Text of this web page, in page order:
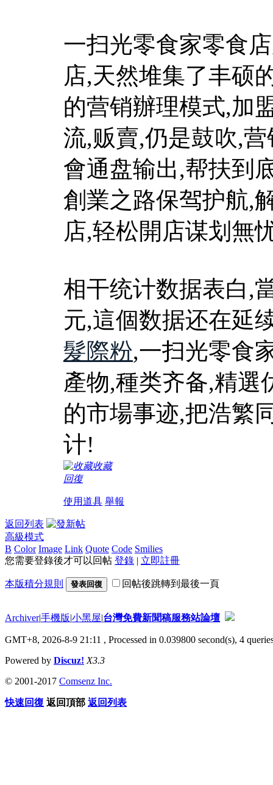
一扫光零食家零食
店,天然堆集了丰硕
的营销辦理模式,加
流,贩賣,仍是鼓吹,
會通盘输出,帮扶到
創業之路保驾护航,
店,轻松開店谋划無
相干统计数据表白,
元,這個数据还在延
髮際粉,一扫光零食
產物,種类齐备,精選
的市場事迹,把浩繁
计!
收藏
回復
使用道具 舉報
返回列表
高級模式
B Color Image Link Quote Code Smilies
您需要登錄後才可以回帖 登錄 | 立即註冊
本版積分規則 發表回復 回帖後跳轉到最後一頁
Archiver|手機版|小黑屋|台灣免費新聞稿服務站論壇
GMT+8, 2026-8-9 21:11 , Processed in 0.039800 second(s), 4
Powered by Discuz! X3.3
© 2001-2017 Comsenz Inc.
快速回復 返回頂部 返回列表